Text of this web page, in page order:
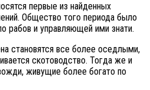
первые из найденных
Общество того периода было
рабов и управляющей ими знати.
становятся все более оседлыми,
скотоводство. Тогда же и
живущие более богато по